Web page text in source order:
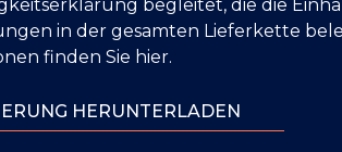
begleitet, die die
in der gesamten Lieferkette
finden Sie hier.
HERUNTERLADEN